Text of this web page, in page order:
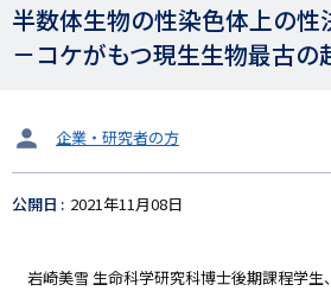
ツ
に
半数体生物の性染色体上の性
－コケがもつ現生生物最古の
タ
ッ
企業・研究者の方
公開日 2021年11月08日
岩崎美雪 生命科学研究科博士後期課程学生